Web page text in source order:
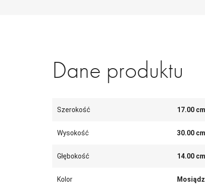
Dane produktu
Szerokość 17.00 cm
Wysokość 30.00 cm
Głębokość 14.00 cm
Kolor Mosiądz